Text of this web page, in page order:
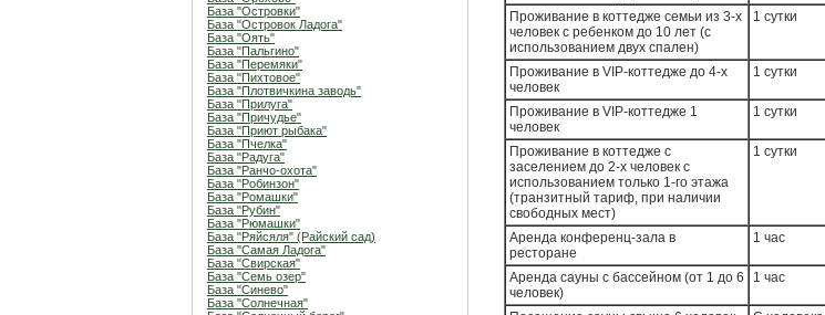
База "Островки"
База "Островок Ладога"
База "Оять"
База "Пальгино"
База "Перемяки"
База "Пихтовое"
База "Плотвичкина заводь"
База "Прилуга"
База "Причудье"
База "Приют рыбака"
База "Пчелка"
База "Радуга"
База "Ранчо-охота"
База "Робинзон"
База "Ромашки"
База "Рубин"
База "Рюмашки"
База "Ряйсяля" (Райский сад)
База "Самая Ладога"
База "Свирская"
База "Семь озер"
База "Синево"
База "Солнечная"
Проживание в коттедже семьи из 3-х
человек с ребенком до 10 лет (с
использованием двух спален)
1 сутки
Проживание в VIP-коттедже до 4-х
человек
1 сутки
Проживание в VIP-коттедже 1
человек
1 сутки
Проживание в коттедже с
заселением до 2-х человек с
использованием только 1-го этажа
(транзитный тариф, при наличии
свободных мест)
1 сутки
Аренда конференц-зала в
ресторане
1 час
Аренда сауны с бассейном (от 1 до 6
человек)
1 час